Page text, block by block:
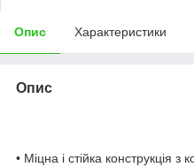
Опис Характеристики
Опис
• Міцна і стійка конструкція